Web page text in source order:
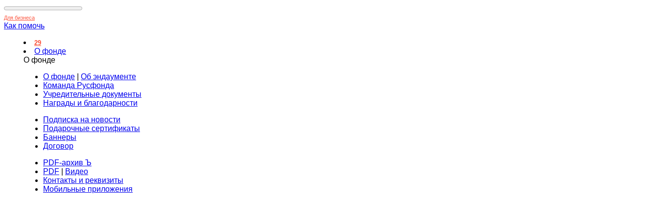
Для бизнеса
Как помочь
29
О фонде
О фонде
О фонде
Об эндаументе
Команда Русфонда
Учредительные документы
Награды и благодарности
Подписка на новости
Подарочные сертификаты
Баннеры
Договор
PDF-архив Ъ
PDF
Видео
Контакты и реквизиты
Мобильные приложения